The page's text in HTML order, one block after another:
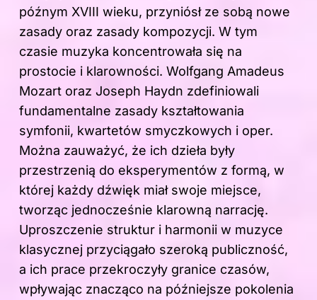
późnym XVIII wieku, przyniósł ze sobą nowe
zasady oraz zasady kompozycji. W tym
czasie muzyka koncentrowała się na
prostocie i klarowności. Wolfgang Amadeus
Mozart oraz Joseph Haydn zdefiniowali
fundamentalne zasady kształtowania
symfonii, kwartetów smyczkowych i oper.
Można zauważyć, że ich dzieła były
przestrzenią do eksperymentów z formą, w
której każdy dźwięk miał swoje miejsce,
tworząc jednocześnie klarowną narrację.
Uproszczenie struktur i harmonii w muzyce
klasycznej przyciągało szeroką publiczność,
a ich prace przekroczyły granice czasów,
wpływając znacząco na późniejsze pokolenia